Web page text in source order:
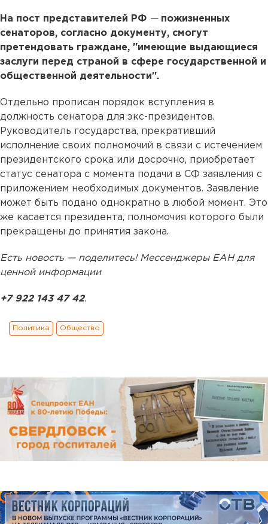
На пост представителей РФ —пожизненных
сенаторов, согласно документу, смогут
претендовать граждане, "имеющие выдающиеся
заслуги перед страной в сфере государственной и
общественной деятельности".
Отдельно прописан порядок вступления в
должность сенатора для экс-президентов.
Руководитель государства, прекративший
исполнение своих полномочий в связи с истечением
президентского срока или досрочно, приобретает
статус сенатора с момента подачи в СФ заявления с
приложением необходимых документов. Заявление
может быть подано однократно в любой момент. Это
же касается президента, полномочия которого были
прекращены до принятия закона.
Есть новость — поделитесь! Мессенджеры ЕАН для
ценной информации
+7 922 143 47 42.
Политика Общество